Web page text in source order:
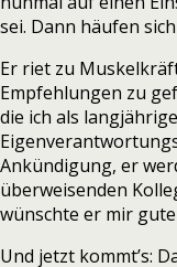
sei. Dann häufen
Er riet zu
Empfehlungen zu
die ich als
Ankündigung, er
überweisenden
wünschte er mir
Und jetzt kommt’s: